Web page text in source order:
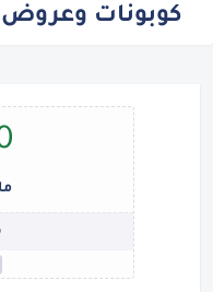
كوبونات وعروض